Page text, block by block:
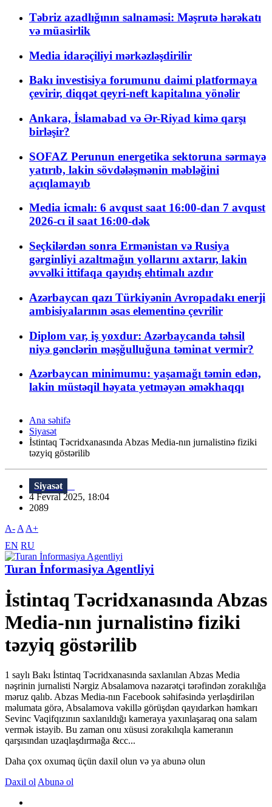
Təbriz azadlığının salnaməsi: Məşrutə hərəkatı
və müasirlik
Media idarəçiliyi mərkəzləşdirilir
Bakı investisiya forumunu daimi platformaya
çevirir, diqqət qeyri-neft kapitalına yönəlir
Ankara, İslamabad və Ər-Riyad kimə qarşı
birləşir?
SOFAZ Perunun energetika sektoruna sərmayə
yatırıb, lakin sövdələşmənin məbləğini
açıqlamayıb
Media icmalı: 6 avqust saat 16:00-dan 7 avqust
2026-cı il saat 16:00-dək
Seçkilərdən sonra Ermənistan və Rusiya
gərginliyi azaltmağın yollarını axtarır, lakin
əvvəlki ittifaqa qayıdış ehtimalı azdır
Azərbaycan qazı Türkiyənin Avropadakı enerji
ambisiyalarının əsas elementinə çevrilir
Diplom var, iş yoxdur: Azərbaycanda təhsil
niyə gənclərin məşğulluğuna təminat vermir?
Azərbaycan minimumu: yaşamağı təmin edən,
lakin müstəqil həyata yetməyən əməkhaqqı
Ana səhifə
Siyasət
İstintaq Təcridxanasında Abzas Media-nın jurnalistinə fiziki
təzyiq göstərilib
Siyasət
4 Fevral 2025, 18:04
2089
A- A A+
EN RU
Turan İnformasiya Agentliyi
İstintaq Təcridxanasında Abzas
Media-nın jurnalistinə fiziki
təzyiq göstərilib
1 saylı Bakı İstintaq Təcridxanasında saxlanılan Abzas Media
nəşrinin jurnalisti Nərgiz Absalamova nəzarətçi tərəfindən zorakılığa
məruz qalıb. Abzas Media-nın Facebook səhifəsində yerləşdirilən
məlumata görə, Absalamova vəkillə görüşdən qayıdarkən həmkarı
Sevinc Vaqifqızının saxlanıldığı kameraya yaxınlaşaraq ona salam
vermək istəyib. Bu zaman onu xüsusi zorakılıqla kameranın
qarşısından uzaqlaşdırmağa &cc...
Daha çox oxumaq üçün daxil olun və ya abunə olun
Daxil ol Abunə ol